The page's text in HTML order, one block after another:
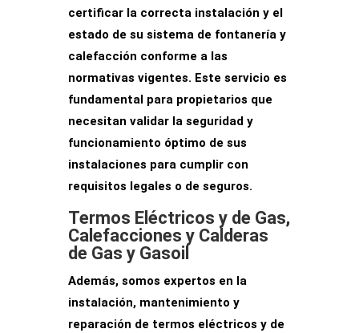
certificar la correcta instalación y el
estado de su sistema de fontanería y
calefacción conforme a las
normativas vigentes. Este servicio es
fundamental para propietarios que
necesitan validar la seguridady
funcionamiento óptimo de sus
instalaciones para cumplir con
requisitos legales o de seguros.
Termos Eléctricos y de Gas,
Calefacciones y Calderas
de Gas y Gasoil
Además, somos expertos en la
instalación, mantenimiento y
reparación de termos eléctricos y de